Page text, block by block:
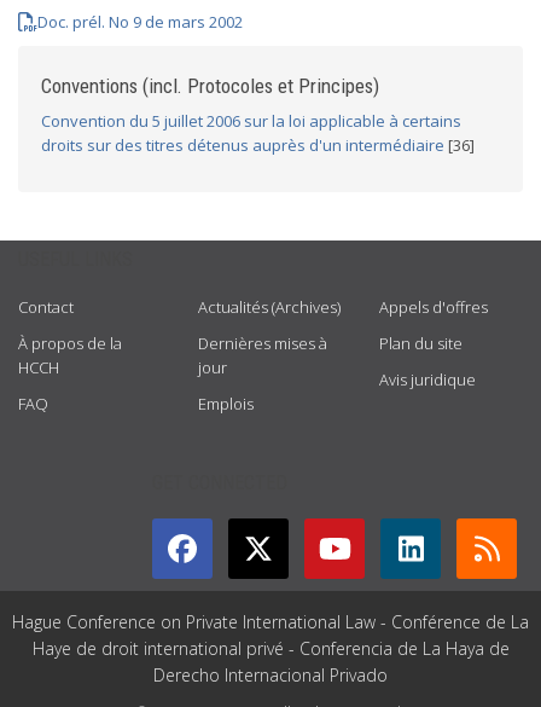
Doc. prél. No 9 de mars 2002
Conventions (incl. Protocoles et Principes)
Convention du 5 juillet 2006 sur la loi applicable à certains
droits sur des titres détenus auprès d'un intermédiaire [36]
Contact
À propos de la
HCCH
FAQ
Actualités (Archives)
Dernières mises à
jour
Emplois
Appels d'offres
Plan du site
Avis juridique
Hague Conference on Private International Law - Conférence de La
Haye de droit international privé - Conferencia de La Haya de
Derecho Internacional Privado